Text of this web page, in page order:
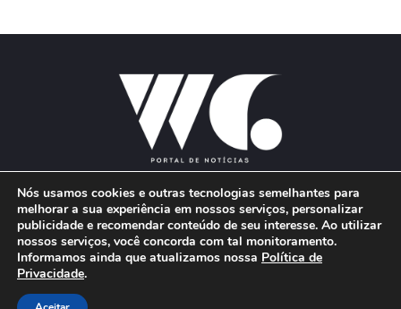
E-mail: wgproducoes2018@gmail.com
© 2026 Portal W&G - Desenvolvido por
Nós usamos cookies e outras tecnologias semelhantes para
melhorar a sua experiência em nossos serviços, personalizar
publicidade e recomendar conteúdo de seu interesse. Ao utilizar
nossos serviços, você concorda com tal monitoramento.
Informamos ainda que atualizamos nossa Política de
Privacidade.